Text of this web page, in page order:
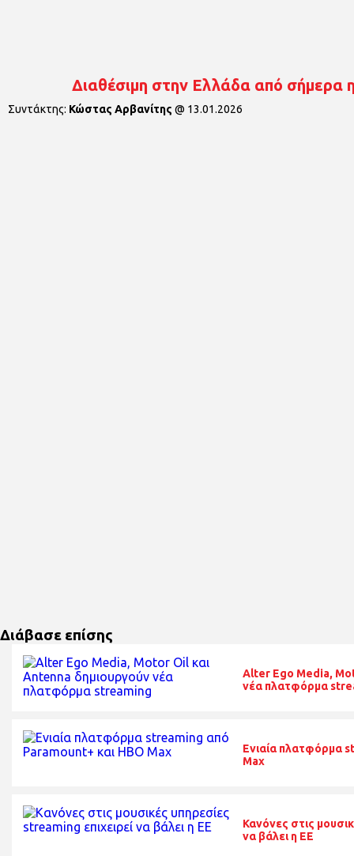
Διαθέσιμη στην Ελλάδα από σήμερα
Συντάκτης: Κώστας Αρβανίτης @ 13.01.2026
Διάβασε επίσης
Alter Ego Media,
νέα πλατφόρμα
Ενιαία πλατφόρμα
Max
Κανόνες στις
να βάλει η ΕΕ